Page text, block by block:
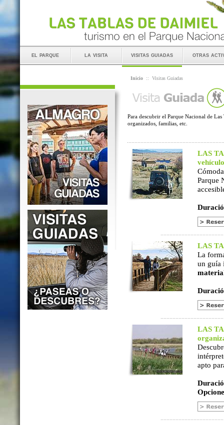
el parque la visita visitas guiadas otras
Inicio :: Visitas Guiadas
Para descubrir el Parque Nacional de
organizados, familias, etc.
LAS
vehículo
Parque
LAS
La
un guía
LAS
apto